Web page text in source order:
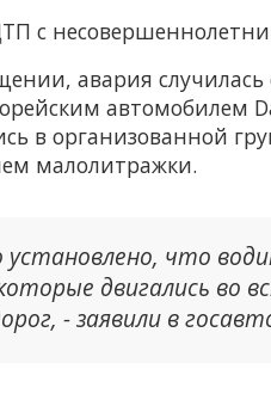
с
авария
автомобилем
в организованной
малолитражки.
что
двигались во
- заявили в